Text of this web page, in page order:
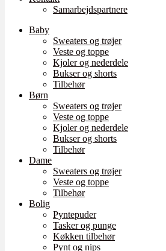
Samarbejdspartnere
Baby
Sweaters og trøjer
Veste og toppe
Kjoler og nederdele
Bukser og shorts
Tilbehør
Børn
Sweaters og trøjer
Veste og toppe
Kjoler og nederdele
Bukser og shorts
Tilbehør
Dame
Sweaters og trøjer
Veste og toppe
Tilbehør
Bolig
Pyntepuder
Tasker og punge
Køkken tilbehør
Pynt og nips